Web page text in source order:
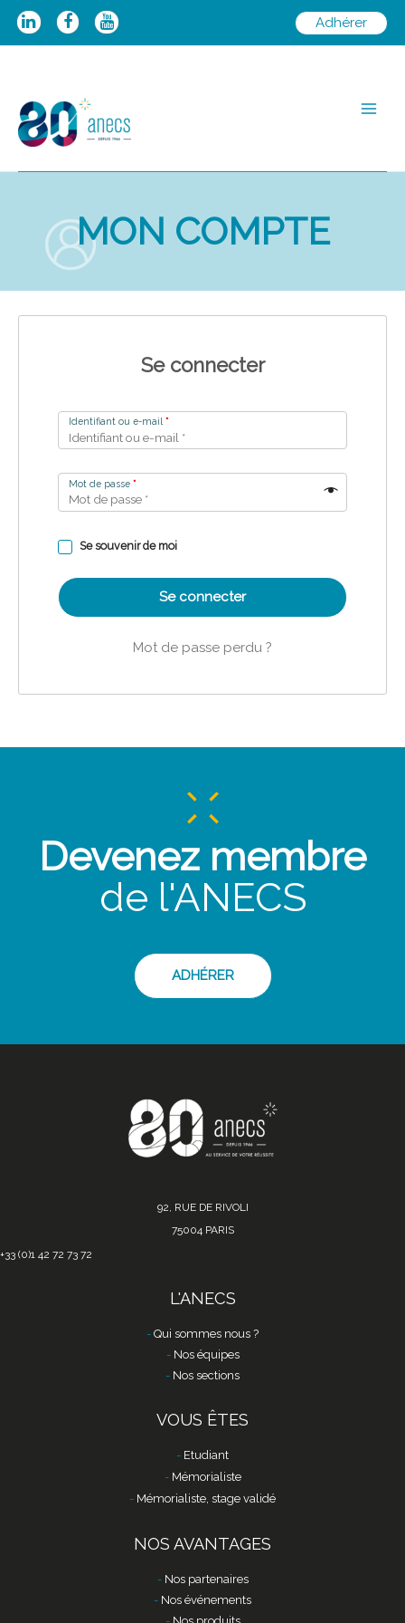
Aller
Adhérer
MON COMPTE
Se connecter
Identifiant ou e-mail *
Mot de passe *
Se souvenir de moi
Se connecter
Mot de passe perdu ?
Devenez membre
de l'ANECS
ADHÉRER
92, RUE DE RIVOLI
75004 PARIS
+33 (0)1 42 72 73 72
L'ANECS
Qui sommes nous ?
Nos équipes
Nos sections
VOUS ÊTES
Etudiant
Mémorialiste
Mémorialiste, stage validé
NOS AVANTAGES
Nos partenaires
Nos événements